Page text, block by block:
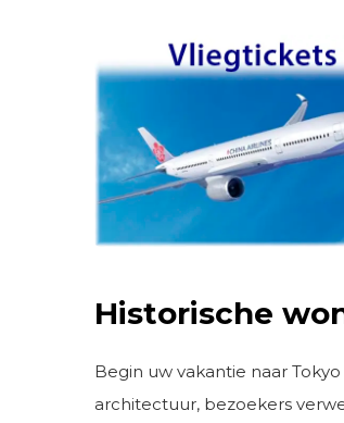
Historische
Begin uw vakantie naar
architectuur, bezoekers